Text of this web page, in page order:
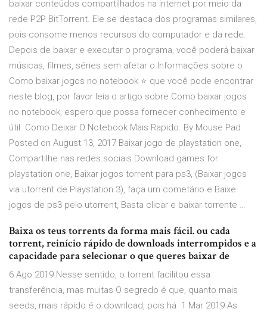
baixar conteúdos compartilhados na internet por meio da
rede P2P BitTorrent. Ele se destaca dos programas similares,
pois consome menos recursos do computador e da rede.
Depois de baixar e executar o programa, você poderá baixar
músicas, filmes, séries sem afetar o Informações sobre o
Como baixar jogos no notebook ⭐ que você pode encontrar
neste blog, por favor leia o artigo sobre Como baixar jogos
no notebook, espero que possa fornecer conhecimento e
útil. Como Deixar O Notebook Mais Rapido. By Mouse Pad
Posted on August 13, 2017 Baixar jogo de playstation one,
Compartilhe nas redes sociais Download games for
playstation one, Baixar jogos torrent para ps3, (Baixar jogos
via utorrent de Playstation 3), faça um cometário e Baixe
jogos de ps3 pelo utorrent, Basta clicar e baixar torrente …
Baixa os teus torrents da forma mais fácil. ou cada
torrent, reinício rápido de downloads interrompidos e a
capacidade para selecionar o que queres baixar de
6 Ago 2019 Nesse sentido, o torrent facilitou essa
transferência, mas muitas O segredo é que, quanto mais
seeds, mais rápido é o download, pois há 1 Mar 2019 As